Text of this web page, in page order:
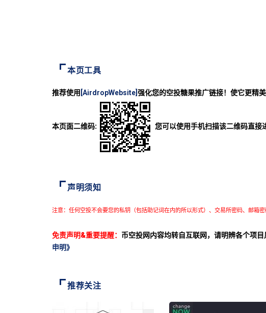
本页工具
推荐使用 [AirdropWebsite] 强化您的空投糖果推广链接！使它更精美
本页面二维码: 您可以使用手机扫描该二维码直接
声明须知
注意：任何空投不会要您的私钥（包括助记词在内的所以形式）、交易所密码、邮箱
免责声明&重要提醒： 币空投网内容均转自互联网，请明辨各个项
申明》
推荐关注